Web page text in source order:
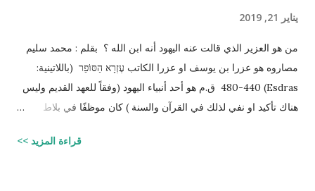
يناير 21, 2019
من هو العزير الذي قالت عنه اليهود أنه ابن الله ؟ بقلم : محمد سليم
مصاروه هو عزرا بن يوسف او عزرا الكاتب עֶזְרָא הַסּוֹפֵר (باللاتينية:
Esdras) 480-440 ق.م هو أحد أنبياء اليهود (وفقاً للعهد القديم وليس
هناك تأكيد او نفي لذلك في القرآن والسنة ) كان موظفًا في بلاط
اليهودية وكان ملماً بالتوراة ومدرساً لتعاليمها وكذلك كان كاتباً ماهراً
قراءة المزيد >>